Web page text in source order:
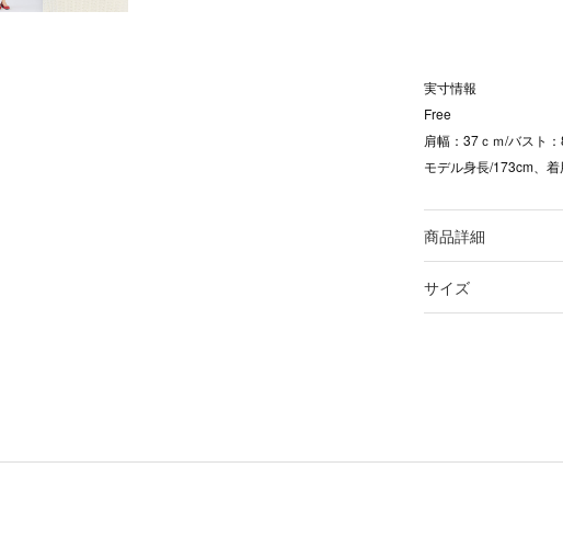
実寸情報
Free
肩幅：37ｃｍ/バスト
モデル身長/173cm、
商品詳細
サイズ